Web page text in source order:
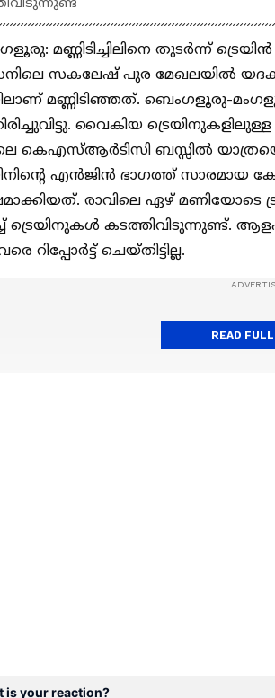
മണ്ണിടിച്ചിലിനെ തുടര്‍ന്ന്
സകലേഷ് പുര മേഖലയിൽ
മണ്ണിടിഞ്ഞത്. ബെംഗളൂരു-
വൈകിയ
കെഎസ്ആർടിസി ബസ്സിൽ
എൻജിൻ ഭാഗത്ത് സാരമായ
രാവിലെ ഏഴ് മണിയോടെ
ട്രെയിനുകൾ കടത്തിവിടുന്നുണ്ട്.
റിപ്പോര്‍ട്ട് ചെയ്തിട്ടില്ല.
READ